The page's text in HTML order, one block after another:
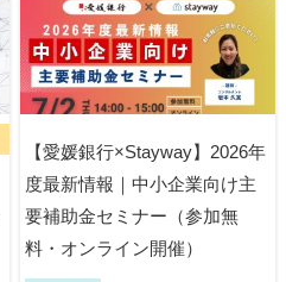
【愛媛銀行×Stayway】2026年
度最新情報｜中小企業向け主
要補助金セミナー（参加無
料・オンライン開催）